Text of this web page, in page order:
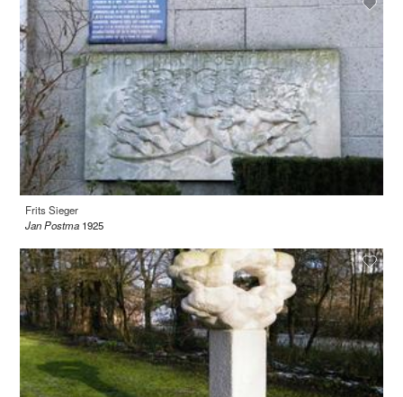
Frits Sieger
Jan Postma 1925